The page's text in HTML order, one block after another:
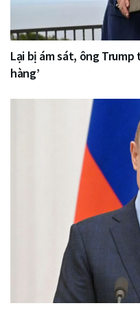
Lại bị ám sát, ông
hàng’